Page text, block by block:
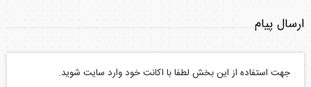
ارسال پیام
جهت استفاده از این بخش لطفا با اکانت خود وارد سایت شوید.